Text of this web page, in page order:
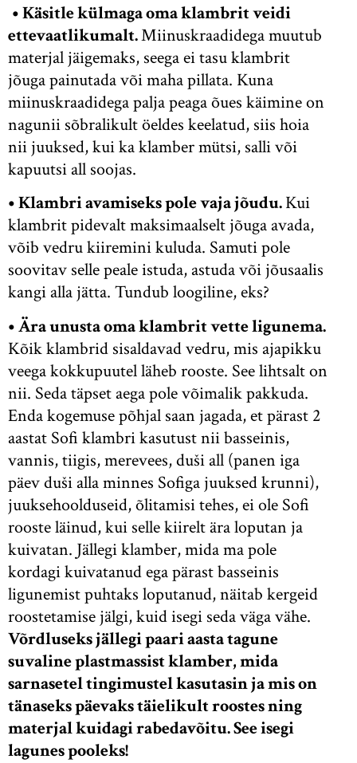
• Käsitle külmaga oma klambrit veidi
ettevaatlikumalt.Miinuskraadidega muutub
materjal jäigemaks, seega ei tasu klambrit
jõuga painutada või maha pillata. Kuna
miinuskraadidega palja peaga õues käimine on
nagunii sõbralikult öeldes keelatud, siis hoia
nii juuksed, kui ka klamber mütsi, salli või
kapuutsi all soojas.
• Klambri avamiseks pole vaja jõudu.Kui
klambrit pidevalt maksimaalselt jõuga avada,
võib vedru kiiremini kuluda. Samuti pole
soovitav selle peale istuda, astuda või jõusaalis
kangi alla jätta. Tundub loogiline, eks?
• Ära unusta oma klambrit vette ligunema.
Kõik klambrid sisaldavad vedru, mis ajapikku
veega kokkupuutel läheb rooste. See lihtsalt on
nii. Seda täpset aega pole võimalik pakkuda.
Enda kogemuse põhjal saan jagada, et pärast 2
aastat Sofi klambri kasutust nii basseinis,
vannis, tiigis, merevees, duši all (panen iga
päev duši alla minnes Sofiga juuksed krunni),
juuksehoolduseid, õlitamisi tehes, ei ole Sofi
rooste läinud, kui selle kiirelt ära loputan ja
kuivatan. Jällegi klamber, mida ma pole
kordagi kuivatanud ega pärast basseinis
ligunemist puhtaks loputanud, näitab kergeid
roostetamise jälgi, kuid isegi seda väga vähe.
Võrdluseks jällegi paari aasta tagune
suvaline plastmassist klamber, mida
sarnasetel tingimustel kasutasin ja mis on
tänaseks päevaks täielikult roostes ning
materjal kuidagi rabedavõitu. See isegi
lagunes pooleks!